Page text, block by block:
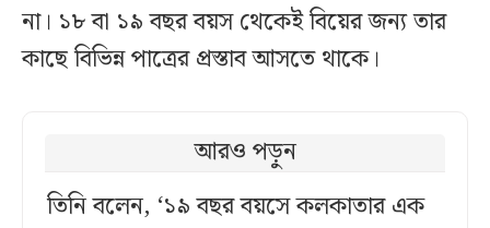
না। ১৮ বা ১৯ বছর বয়স থেকেই বিয়ের জন্য তার
কাছে বিভিন্ন পাত্রের প্রস্তাব আসতে থাকে।
আরও পড়ুন
তিনি বলেন, ‘১৯ বছর বয়সে কলকাতার এক